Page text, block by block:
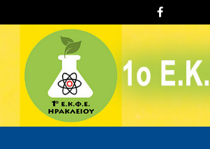
to
content
1o E.K.Φ.E.